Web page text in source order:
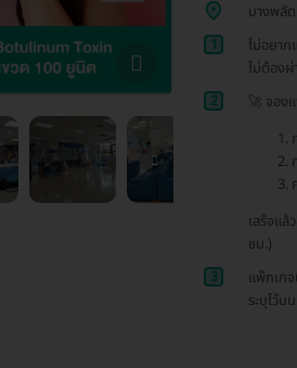
บางพลัด
1
ไม่อยา
ไม่ต้อง
2
🚀 จอง
เสร็จแ
ชม.)
3
แพ็กเก
ระบุไว้บ